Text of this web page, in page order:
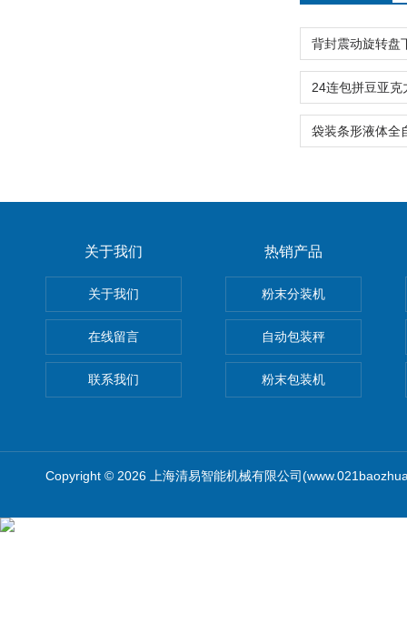
关于我们
关于我们
在线留言
联系我们
热销产品
粉末分装机
自动包装秤
粉末包装机
Copyright © 2026 上海清易智能机械有限公司